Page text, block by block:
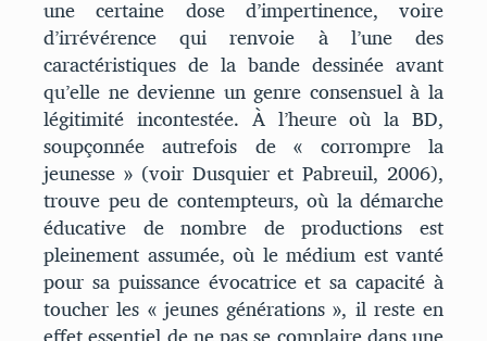
une certaine dose d’impertinence, voire
d’irrévérence qui renvoie à l’une des
caractéristiques de la bande dessinée avant
qu’elle ne devienne un genre consensuel à la
légitimité incontestée. À l’heure où la BD,
soupçonnée autrefois de « corrompre la
jeunesse » (voir Dusquier et Pabreuil, 2006),
trouve peu de contempteurs, où la démarche
éducative de nombre de productions est
pleinement assumée, où le médium est vanté
pour sa puissance évocatrice et sa capacité à
toucher les « jeunes générations », il reste en